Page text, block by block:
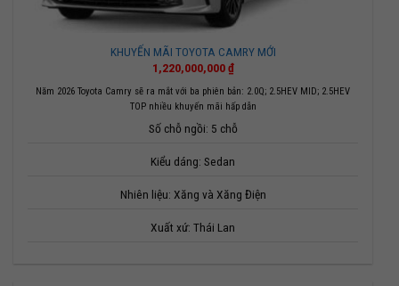
KHUYẾN MÃI TOYOTA CAMRY MỚI
1,220,000,000₫
Năm 2026 Toyota Camry sẽ ra mắt với ba phiên bản: 2.0Q; 2.5HEV MID; 2.5HEV
TOP nhiều khuyến mãi hấp dẫn
Số chỗ ngồi: 5 chỗ
Kiểu dáng: Sedan
Nhiên liệu: Xăng và Xăng Điện
Xuất xứ: Thái Lan